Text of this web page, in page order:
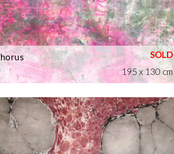
195 x 130 cm